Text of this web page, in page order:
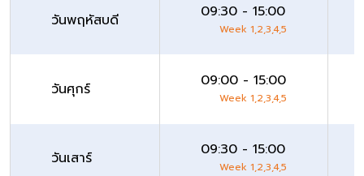
วันพฤหัสบดี 09:30 - 15:00
Week 1,2,3,4,5
วันศุกร์ 09:00 - 15:00
Week 1,2,3,4,5
วันเสาร์ 09:30 - 15:00
Week 1,2,3,4,5